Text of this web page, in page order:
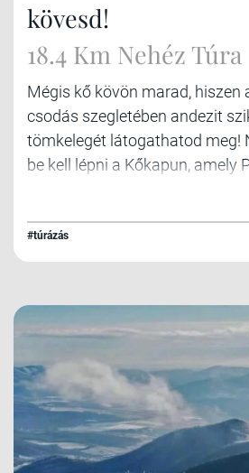
kövesd!
18.4 Km Nehéz Túra
Mégis kő kövön marad, hiszen
csodás szegletében andezit
tömkelegét látogathatod meg!
be kell lépni a Kőkapun, amely
megközelíthető, mert itt
Vadászkastély hotel. Ha nincs
az erdei kisvasúttal is ide
#túrázás